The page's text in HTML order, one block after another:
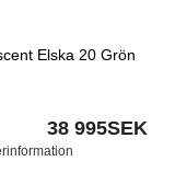
Elska 20 Grön
38 995SEK